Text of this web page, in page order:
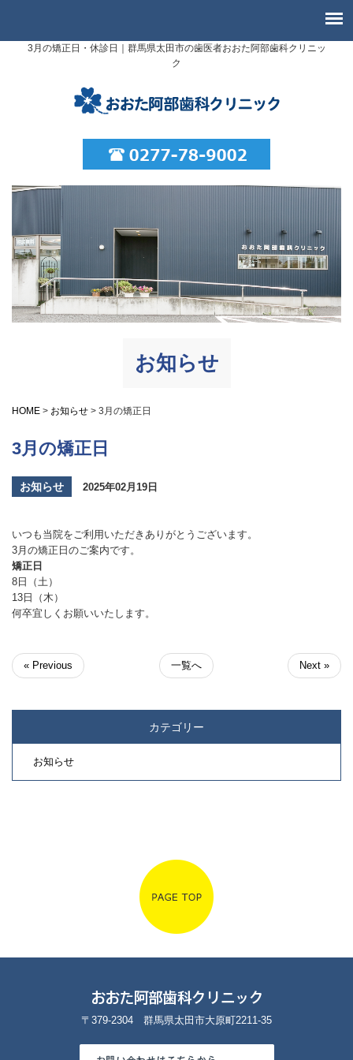
3月の矯正日・休診日｜群馬県太田市の歯医者おおた阿部歯科クリニッ
ク
お知らせ
HOME > お知らせ > 3月の矯正日
3月の矯正日
お知らせ 2025年02月19日
いつも当院をご利用いただきありがとうございます。
3月の矯正日のご案内です。
矯正日
8日（土）
13日（木）
何卒宜しくお願いいたします。
« Previous 一覧へ Next »
カテゴリー
お知らせ
〒379-2304 群馬県太田市大原町2211-35